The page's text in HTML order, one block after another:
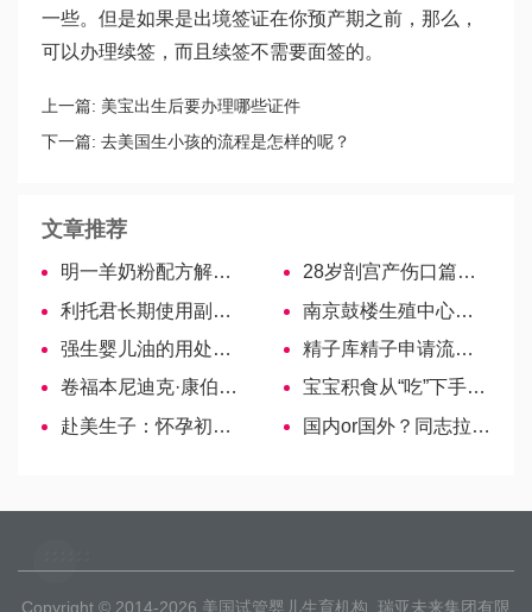
一些。但是如果是出境签证在你预产期之前，那么，
可以办理续签，而且续签不需要面签的。
上一篇: 美宝出生后要办理哪些证件
下一篇: 去美国生小孩的流程是怎样的呢？
文章推荐
明一羊奶粉配方解析—最接近母乳的健康奶粉
28岁剖宫产伤口篇：多久不疼、完全愈合一文说明白
利托君长期使用副作用大！一般需要使用多久提前知晓
南京鼓楼生殖中心排名前5的医生， 好医生一目了然！
强生婴儿油的用处多多，你get到了吗
精子库精子申请流程分享，花多少钱看大家怎么说
卷福本尼迪克·康伯巴奇再生娃！妻子苏菲已确认怀第三胎
宝宝积食从“吃”下手，学会这些可以快速排便、消食
赴美生子：怀孕初期如何保护婴儿呢？
国内or国外？同志拉拉试管婴儿必要准备汇总
Copyright © 2014-2026 美国试管婴儿生育机构 瑞亚未来集团有限